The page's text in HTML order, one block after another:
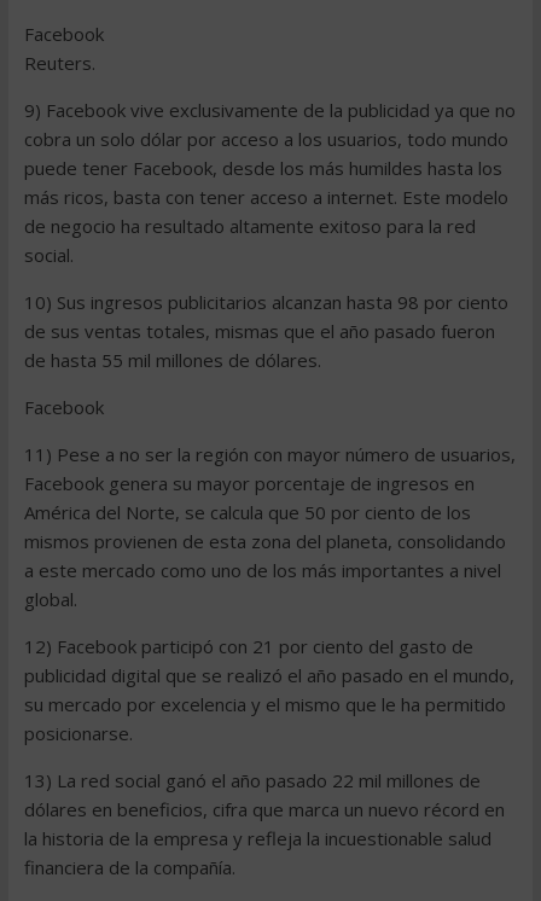
Facebook
Reuters.
9) Facebook vive exclusivamente de la publicidad ya que no
cobra un solo dólar por acceso a los usuarios, todo mundo
puede tener Facebook, desde los más humildes hasta los
más ricos, basta con tener acceso a internet. Este modelo
de negocio ha resultado altamente exitoso para la red
social.
10) Sus ingresos publicitarios alcanzan hasta 98 por ciento
de sus ventas totales, mismas que el año pasado fueron
de hasta 55 mil millones de dólares.
Facebook
11) Pese a no ser la región con mayor número de usuarios,
Facebook genera su mayor porcentaje de ingresos en
América del Norte, se calcula que 50 por ciento de los
mismos provienen de esta zona del planeta, consolidando
a este mercado como uno de los más importantes a nivel
global.
12) Facebook participó con 21 por ciento del gasto de
publicidad digital que se realizó el año pasado en el mundo,
su mercado por excelencia y el mismo que le ha permitido
posicionarse.
13) La red social ganó el año pasado 22 mil millones de
dólares en beneficios, cifra que marca un nuevo récord en
la historia de la empresa y refleja la incuestionable salud
financiera de la compañía.